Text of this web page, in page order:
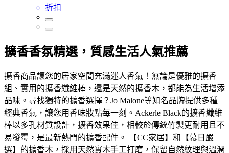
折扣
擴香香氛精選，質感生活人氣推薦
擴香商品讓您的居家空間充滿迷人香氣！無論是優雅的擴香
組、實用的擴香纖維棒，還是天然的擴香木，都能為生活增添
品味。尋找獨特的擴香選擇？Jo Malone等知名品牌提供多種
經典香氣，讓您用香味妝點每一刻。Ackerle Black的擴香纖維
棒以多孔材質設計，擴香效果佳，相較於傳統竹製更耐用且不
易發霉，是最新熱門的擴香配件。 【CC家居】和【幕日嚴
選】的擴香木，採用天然實木手工打磨，保留自然紋理與溫潤